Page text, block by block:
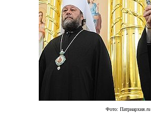
Фото: Патриархия.ru